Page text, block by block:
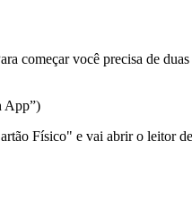
começar você precisa de duas
App”)
Físico" e vai abrir o leitor